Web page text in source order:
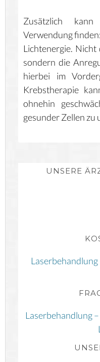
Zusätzlich
Verwendung
Lichtenergie.
sondern die
hierbei im
Krebstherapie
ohnehin
gesunder Zellen zu
UNSERE
Laserbehandlung